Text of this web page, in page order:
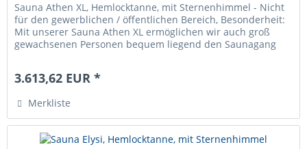
Sauna Athen XL, Hemlocktanne, mit Sternenhimmel - Nicht
für den gewerblichen / öffentlichen Bereich, Besonderheit:
Mit unserer Sauna Athen XL ermöglichen wir auch groß
gewachsenen Personen bequem liegend den Saunagang
3.613,62 EUR *
Merkliste